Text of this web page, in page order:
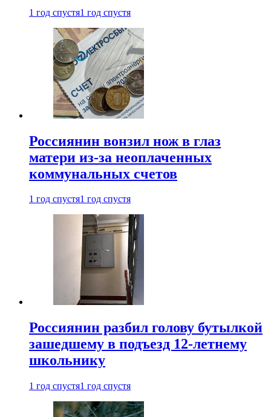
1 год спустя1 год спустя
Россиянин вонзил нож в глаз
матери из-за неоплаченных
коммунальных счетов
1 год спустя1 год спустя
Россиянин разбил голову бутылкой
зашедшему в подъезд 12-летнему
школьнику
1 год спустя1 год спустя